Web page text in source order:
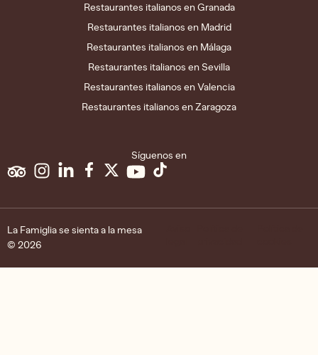
Restaurantes italianos en Granada
Restaurantes italianos en Madrid
Restaurantes italianos en Málaga
Restaurantes italianos en Sevilla
Restaurantes italianos en Valencia
Restaurantes italianos en Zaragoza
Síguenos en
La Famiglia se sienta a la mesa
© 2026